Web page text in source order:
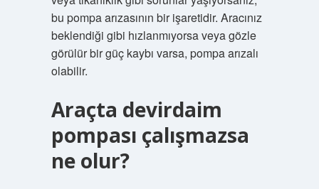
bu pompa arızasının bir işaretidir. Aracınız
beklendiği gibi hızlanmıyorsa veya gözle
görülür bir güç kaybı varsa, pompa arızalı
olabilir.
Araçta devirdaim
pompası çalışmazsa
ne olur?